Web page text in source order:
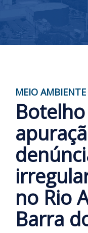
MEIO AMBIENTE
no Rio
Barra